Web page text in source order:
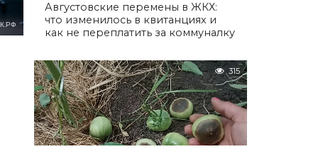
Августовские перемены в ЖКХ:
что изменилось в квитанциях и
как не переплатить за коммуналку
315